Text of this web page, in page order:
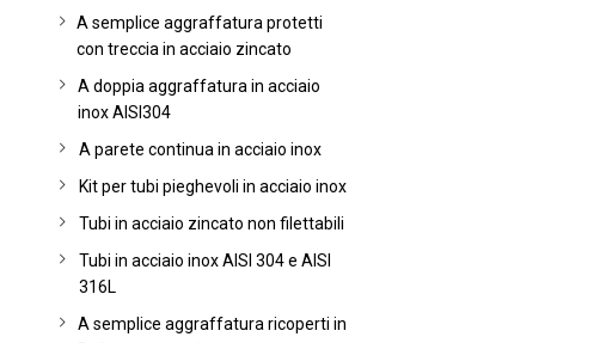
A semplice aggraffatura protetti
con treccia in acciaio zincato
A doppia aggraffatura in acciaio
inox AISI304
A parete continua in acciaio inox
Kit per tubi pieghevoli in acciaio inox
Tubi in acciaio zincato non filettabili
Tubi in acciaio inox AISI 304 e AISI
316L
A semplice aggraffatura ricoperti in